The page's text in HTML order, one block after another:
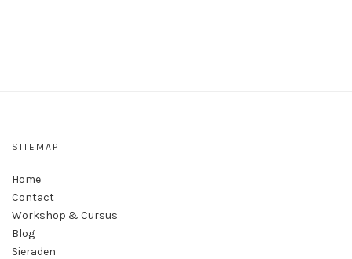
SITEMAP
Home
Contact
Workshop & Cursus
Blog
Sieraden